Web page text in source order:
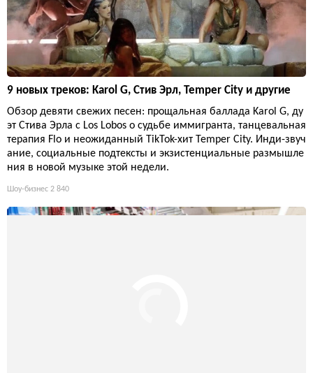
9 новых треков: Karol G, Стив Эрл, Temper City и другие
Обзор девяти свежих песен: прощальная баллада Karol G, ду
эт Стива Эрла с Los Lobos о судьбе иммигранта, танцевальная
терапия Flo и неожиданный TikTok-хит Temper City. Инди-звуч
ание, социальные подтексты и экзистенциальные размышле
ния в новой музыке этой недели.
Шоу-бизнес 2 840